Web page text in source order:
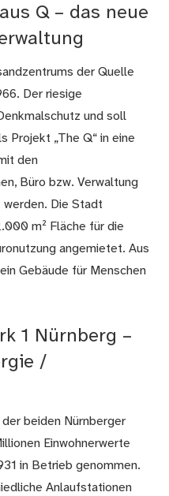
Q – das neue
der Quelle
Der riesige
und soll
Projekt „The Q“ in eine
den
Büro bzw. Verwaltung
werden. Die Stadt
m² Fläche für die
angemietet. Aus
Gebäude für Menschen
1 Nürnberg –
/
beiden Nürnberger
Einwohnerwerte
in Betrieb genommen.
Anlaufstationen